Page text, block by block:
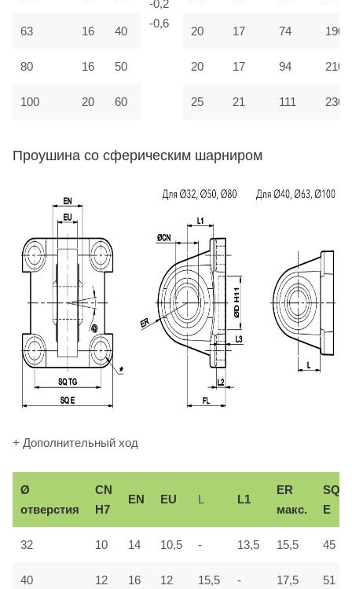
-0,2
-0,6
63 16 40 20 17 74 190
80 16 50 20 17 94 210
100 20 60 25 21 111 230
Проушина со сферическим шарниром
+ Дополнительный ход
Ø
отверстия
СN
H7
EN EU L L1
ER
макс.
SQ
E
32 10 14 10,5 - 13,5 15,5 45
40 12 16 12 15,5 - 17,5 51